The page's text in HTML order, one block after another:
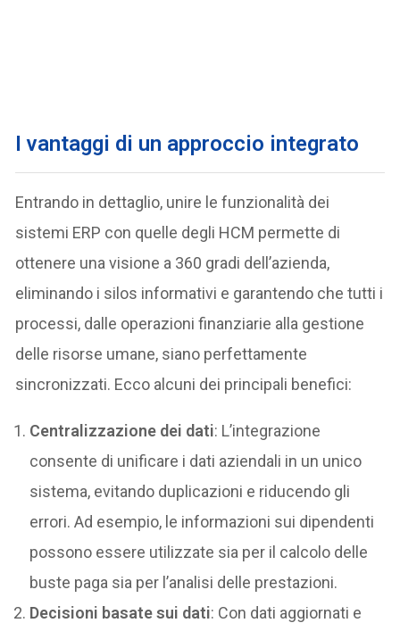
I vantaggi di un approccio integrato
Entrando in dettaglio, unire le funzionalità dei
sistemi ERP con quelle degli HCM permette di
ottenere una visione a 360 gradi dell’azienda,
eliminando i silos informativi e garantendo che tutti i
processi, dalle operazioni finanziarie alla gestione
delle risorse umane, siano perfettamente
sincronizzati. Ecco alcuni dei principali benefici:
Centralizzazione dei dati: L’integrazione
consente di unificare i dati aziendali in un unico
sistema, evitando duplicazioni e riducendo gli
errori. Ad esempio, le informazioni sui dipendenti
possono essere utilizzate sia per il calcolo delle
buste paga sia per l’analisi delle prestazioni.
Decisioni basate sui dati: Con dati aggiornati e